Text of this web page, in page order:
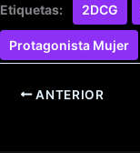
Etiquetas: 2DCG
Protagonista Mujer
ANTERIOR